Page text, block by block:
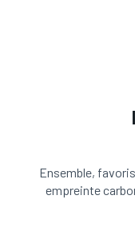
Ensemble,
empreinte